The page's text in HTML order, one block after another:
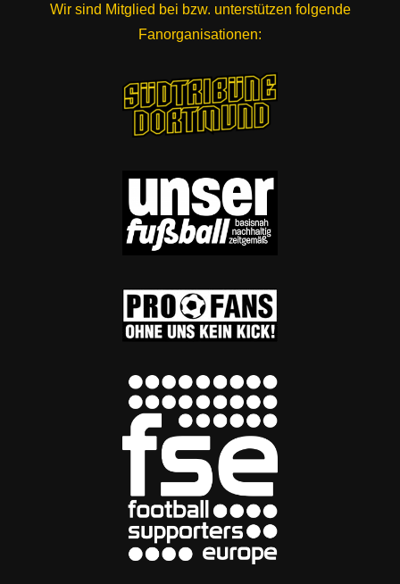
Wir sind Mitglied bei bzw. unterstützen folgende
Fanorganisationen: